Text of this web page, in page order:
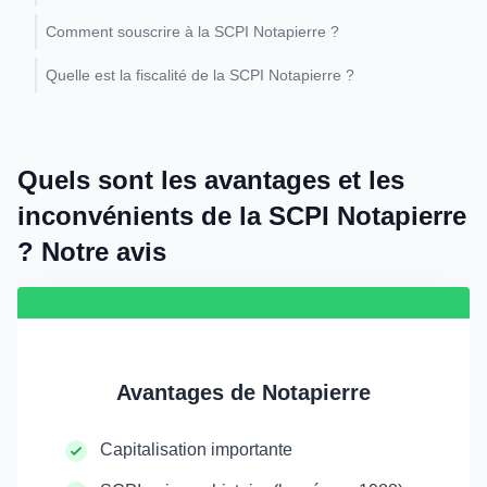
Comment souscrire à la SCPI Notapierre ?
Quelle est la fiscalité de la SCPI Notapierre ?
Quels sont les avantages et les
inconvénients de la SCPI Notapierre
? Notre avis
Avantages de Notapierre
Capitalisation importante